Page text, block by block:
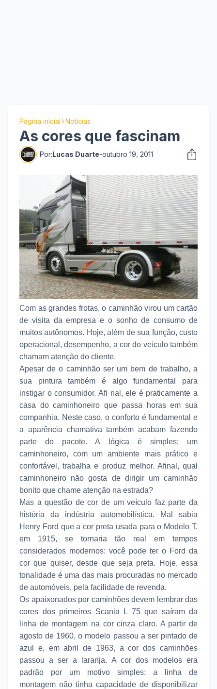
Página inicial Notícias
As cores que fascinam
Por:Lucas Duarte-outubro 19, 2011
Com as grandes frotas, o caminhão virou um cartão
de visita da empresa e o sonho de consumo de
muitos autônomos. Hoje, além de sua função, custo
operacional, desempenho, a cor do veículo também
chamam atenção do cliente.
Apesar de o caminhão ser um bem de trabalho, a
sua pintura também é algo fundamental para
instigar o consumidor. Afi nal, ele é praticamente a
casa do caminhoneiro que passa horas em sua
companhia. Neste caso, o conforto é fundamental e
a aparência chamativa também acabam fazendo
parte do pacote. A lógica é simples: um
caminhoneiro, com um ambiente mais prático e
confortável, trabalha e produz melhor. Afinal, qual
caminhoneiro não gosta de dirigir um caminhão
bonito que chame atenção na estrada?
Mas a questão de cor de um veículo faz parte da
história da indústria automobilística. Mal sabia
Henry Ford que a cor preta usada para o Modelo T,
em 1915, se tornaria tão real em tempos
considerados modernos: você pode ter o Ford da
cor que quiser, desde que seja preta. Hoje, essa
tonalidade é uma das mais procuradas no mercado
de automóveis, pela facilidade de revenda.
Os apaixonados por caminhões devem lembrar das
cores dos primeiros Scania L 75 que saíram da
linha de montagem na cor cinza claro. A partir de
agosto de 1960, o modelo passou a ser pintado de
azul e, em abril de 1963, a cor dos caminhões
passou a ser a laranja. A cor dos modelos era
padrão por um motivo simples: a linha de
montagem não tinha capacidade de disponibilizar